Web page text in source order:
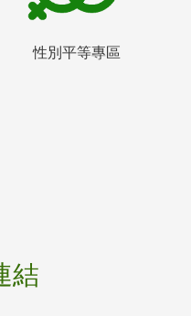
性別平等專區
結